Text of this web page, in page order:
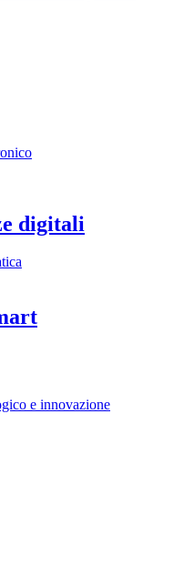
digitali
e innovazione